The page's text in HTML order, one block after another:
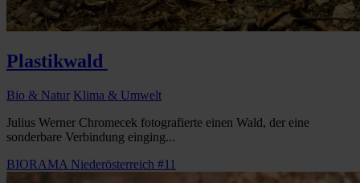
Plastikwald
Bio & Natur Klima & Umwelt
Julius Werner Chromecek fotografierte einen Wald, der eine
sonderbare Verbindung einging...
BIORAMA Niederösterreich #11